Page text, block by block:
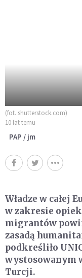
(fot. shutterstock.com)
10 lat temu
PAP / jm
Władze w całej
w zakresie
migrantów
zasadą
podkreśliło
wystosowanym
Turcji.